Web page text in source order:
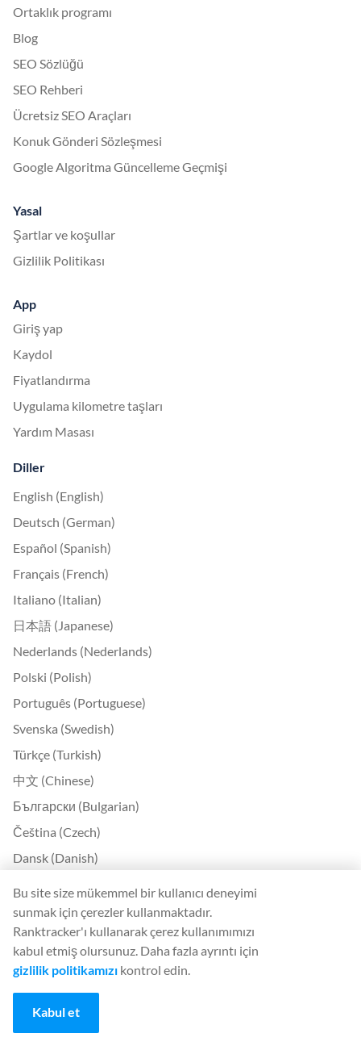
Ortaklık programı
Blog
SEO Sözlüğü
SEO Rehberi
Ücretsiz SEO Araçları
Konuk Gönderi Sözleşmesi
Google Algoritma Güncelleme Geçmişi
Yasal
Şartlar ve koşullar
Gizlilik Politikası
App
Giriş yap
Kaydol
Fiyatlandırma
Uygulama kilometre taşları
Yardım Masası
Diller
English (English)
Deutsch (German)
Español (Spanish)
Français (French)
Italiano (Italian)
日本語 (Japanese)
Nederlands (Nederlands)
Polski (Polish)
Português (Portuguese)
Svenska (Swedish)
Türkçe (Turkish)
中文 (Chinese)
Български (Bulgarian)
Čeština (Czech)
Dansk (Danish)
Eesti (Estonian)
Suomi (Finnish)
Magyar (Hungarian)
Lietuvių (Lithuanian)
Latviešu (Latvian)
Bu site size mükemmel bir kullanıcı deneyimi
sunmak için çerezler kullanmaktadır.
Ranktracker'ı kullanarak çerez kullanımımızı
kabul etmiş olursunuz. Daha fazla ayrıntı için
gizlilik politikamızı kontrol edin.
Kabul et